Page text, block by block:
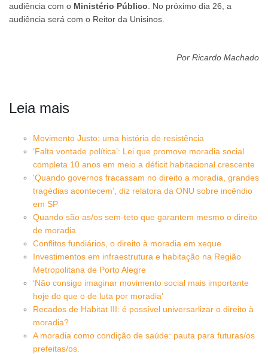
audiência com o Ministério Público . No próximo dia 26, a
audiência será com o Reitor da Unisinos.
Por Ricardo Machado
Leia mais
Movimento Justo: uma história de resistência
‘Falta vontade política’: Lei que promove moradia social
completa 10 anos em meio a déficit habitacional crescente
'Quando governos fracassam no direito a moradia, grandes
tragédias acontecem', diz relatora da ONU sobre incêndio
em SP
Quando são as/os sem-teto que garantem mesmo o direito
de moradia
Conflitos fundiários, o direito à moradia em xeque
Investimentos em infraestrutura e habitação na Região
Metropolitana de Porto Alegre
‘Não consigo imaginar movimento social mais importante
hoje do que o de luta por moradia’
Recados de Habitat III: é possível universarlizar o direito à
moradia?
A moradia como condição de saúde: pauta para futuras/os
prefeitas/os.